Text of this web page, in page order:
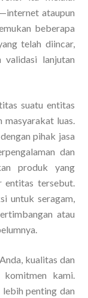
ataupun
beberapa
telah diincar,
validasi lanjutan
suatu entitas
luas.
pihak jasa
dan
produk yang
entitas tersebut.
untuk seragam,
atau
kualitas dan
komitmen kami.
lebih penting dan